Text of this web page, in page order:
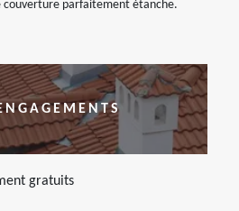
couverture parfaitement étanche.
gratuits